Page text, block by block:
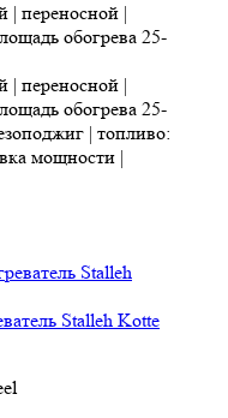
| переносной |
обогрева 25-
| переносной |
обогрева 25-
| топливо:
мощности |
Stalleh Kotte